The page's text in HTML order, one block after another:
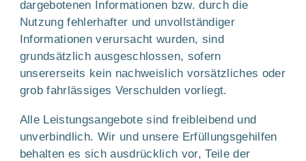
dargebotenen Informationen bzw. durch die
Nutzung fehlerhafter und unvollständiger
Informationen verursacht wurden, sind
grundsätzlich ausgeschlossen, sofern
unsererseits kein nachweislich vorsätzliches oder
grob fahrlässiges Verschulden vorliegt.
Alle Leistungsangebote sind freibleibend und
unverbindlich. Wir und unsere Erfüllungsgehilfen
behalten es sich ausdrücklich vor, Teile der